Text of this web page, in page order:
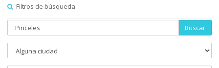
Filtros de búsqueda
Buscar